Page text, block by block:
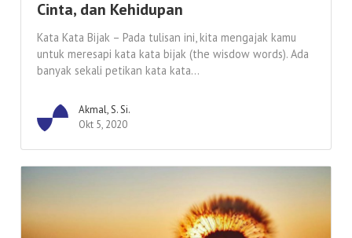
Cinta, dan Kehidupan
Kata Kata Bijak – Pada tulisan ini, kita mengajak kamu
untuk meresapi kata kata bijak (the wisdow words). Ada
banyak sekali petikan kata kata...
Akmal, S. Si.
Okt 5, 2020